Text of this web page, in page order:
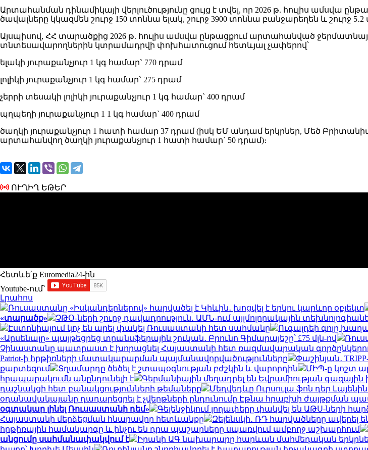
Արտահանման դինամիկայի վերլուծությունը ցույց է տվել, որ 2026 թ. հուլիս
ծավալները կկազմեն շուրջ 150 տոննա ելակ, շուրջ 3900 տոննա բանջարեղեն և շուրջ
Այսպիսով, ՀՀ տարածքից 2026 թ. հուլիս ամսվա ընթացքում արտահանված
տնտեսավարողներին կտրամադրվի փոխհատուցում հետևյալ չափերով՝
ելակի յուրաքանչյուր 1 կգ համար` 770 դրամ
լոլիկի յուրաքանչյուր 1 կգ համար` 275 դրամ
չերրի տեսակի լոլիկի յուրաքանչյուր 1 կգ համար` 400 դրամ
պղպեղի յուրաքանչյուր 1 1 կգ համար` 400 դրամ
ծաղկի յուրաքանչյուր 1 հատի համար 37 դրամ (իսկ ԵՄ անդամ երկրներ, Մեծ
արտահանվող ծաղկի յուրաքանչյուր 1 հատի համար` 50 դրամ)։
ՈՒՂԻՂ ԵԹԵՐ
Հետևե՛ք Euromedia24-ին
Youtube-ում`
Լրահոս
Ռուսաստանը «Իսկանդերներով» հարվածել է Կիևին․ խոցվել է երկու կարևոր օբյեկտ
«տարածք»
ՉԹՕ-ների շուրջ դավադրություն․ ԱՄՆ-ում այլմոլորակային
Էստոնիայում կոչ են արել փակել Ռուսաստանի հետ սահմանը
Ուգալդեի գոլը
«Արսենալը» պայթեցրեց տրանսֆերային շուկան․ Բրունո Գիմարայեշը՝ £75 մլն-ով
Չինաստանը պատրաստ է խորացնել Հայաստանի հետ ռազմավարական
Patriot-ի հրթիռների մատակարարման պայմանավորվածությունները
Փաշինյան․
քարտեզում
Տղամարդը ծեծել է շտապօգնության բժշկին և վարորդին
ՄԻՊ-ը կոշտ
հրապարակումն անընդունելի է
Գերմանիային մեղադրել են Եվրամիության
դաշնակցի հետ բանակցությունների թեմաները
Մեդվեդևը Ուրսուլա ֆոն դեր
օդանավակայանը դադարեցրել է չվերթների ընդունումը Էթնա հրաբխի ժայթքման
օգտակար լինել Ռուսաստանի դեմ»
Գելենջիկում լողափերը փակվել են ԱԹՍ-ների
Հայաստանի մերձեցման հնարավոր հետևանքը
Զելենսկի․ ՌԴ հարվածները ավերել
հրթիռային համակարգը և ինչու են դրա պաշարները սպառվում ամբողջ աշխարհում
անցումը սահմանափակվում է
Իրանի ԱԳ նախարարը հարևան մահմեդական